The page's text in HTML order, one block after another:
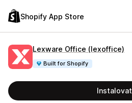
Shopify App Store
Lexware Office (lexoffice)
Built for Shopify
Instalovat